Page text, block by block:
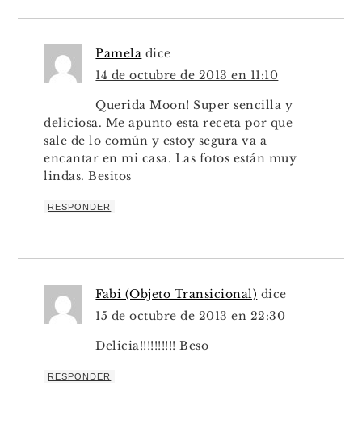
Pamela dice
14 de octubre de 2013 en 11:10
Querida Moon! Super sencilla y
deliciosa. Me apunto esta receta por que
sale de lo común y estoy segura va a
encantar en mi casa. Las fotos están muy
lindas. Besitos
RESPONDER
Fabi (Objeto Transicional) dice
15 de octubre de 2013 en 22:30
Delicia!!!!!!!!!! Beso
RESPONDER